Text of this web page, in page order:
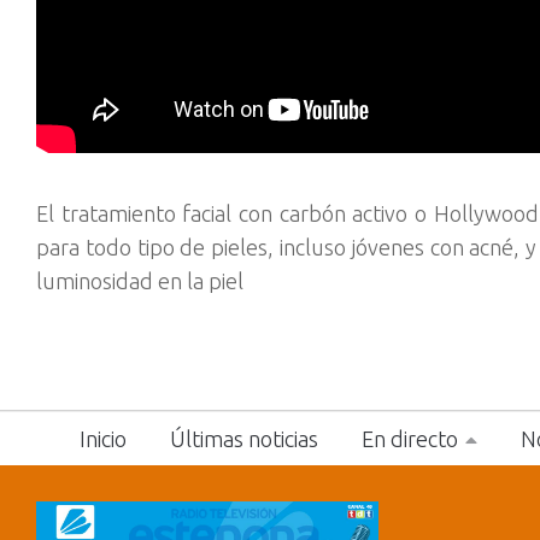
El tratamiento facial con carbón activo o
para todo tipo de pieles, incluso jóvenes con acné,
luminosidad en la piel
Inicio Últimas noticias En directo